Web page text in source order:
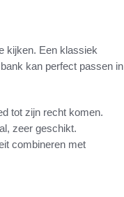
kijken. Een klassiek
kan perfect passen in
tot zijn recht komen.
zeer geschikt.
combineren met